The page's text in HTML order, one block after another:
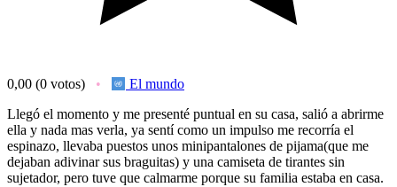
0,00 (0 votos)
El mundo
Llegó el momento y me presenté puntual en su casa, salió a abrirme
ella y nada mas verla, ya sentí como un impulso me recorría el
espinazo, llevaba puestos unos minipantalones de pijama(que me
dejaban adivinar sus braguitas) y una camiseta de tirantes sin
sujetador, pero tuve que calmarme porque su familia estaba en casa.